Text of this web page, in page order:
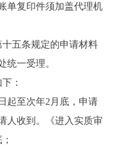
单复印件须加盖代理机
五条规定的申请材料
统一受理。
：
起至次年2月底，申请
人收到。《进入实质审